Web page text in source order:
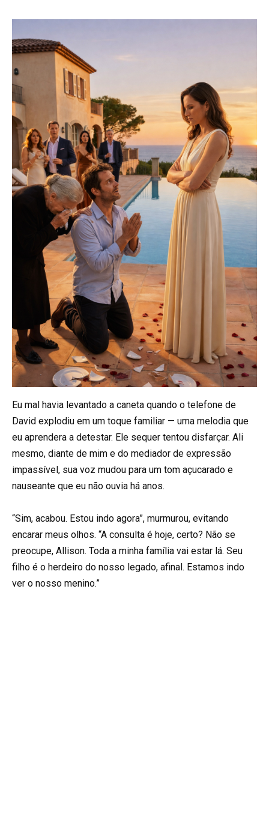
Eu mal havia levantado a caneta quando o telefone de
David explodiu em um toque familiar — uma melodia que
eu aprendera a detestar. Ele sequer tentou disfarçar. Ali
mesmo, diante de mim e do mediador de expressão
impassível, sua voz mudou para um tom açucarado e
nauseante que eu não ouvia há anos.
“Sim, acabou. Estou indo agora”, murmurou, evitando
encarar meus olhos. “A consulta é hoje, certo? Não se
preocupe, Allison. Toda a minha família vai estar lá. Seu
filho é o herdeiro do nosso legado, afinal. Estamos indo
ver o nosso menino.”